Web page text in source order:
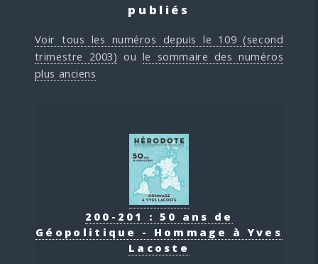
publiés
Voir tous les numéros depuis le 109 (second
trimestre 2003) ou le sommaire des numéros
plus anciens
200-201 : 50 ans de
Géopolitique - Hommage à Yves
Lacoste